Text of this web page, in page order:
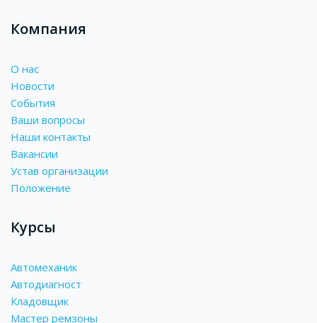
Компания
О нас
Новости
События
Ваши вопросы
Наши контакты
Вакансии
Устав организации
Положение
Курсы
Автомеханик
Автодиагност
Кладовщик
Мастер ремзоны